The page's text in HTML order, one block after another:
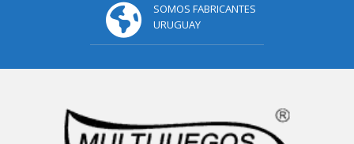
SOMOS FABRICANTES
URUGUAY